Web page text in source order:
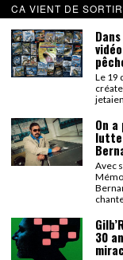
La séance
La Patrie
dans
On a parlé
Bernardino
carte noire
On a parlé
Bernardino
moise et son
On a parlé
Bernardino
CA VIENT DE SORTIR
Le 19
On
lutte
Avec
30